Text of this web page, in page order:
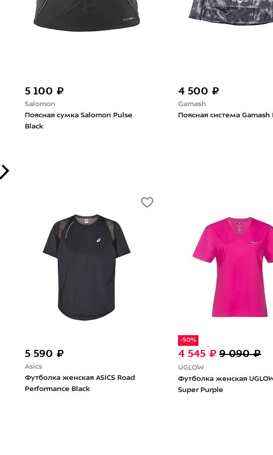
4 500 ₽
Gamash
Поясная система Gamash Волк
3 353 ₽ 4 790 ₽
Поясная сумка Puma Pr Black
4 545 ₽9 090 ₽
UGLOW
Футболка женская UGLOW V-Neck
Super Purple
-30%
5 313 ₽7 590 ₽
Mizuno
Футболка женская Mizuno
Light Daf SS Quicksilver